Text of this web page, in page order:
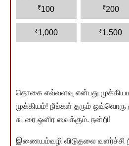
₹100 ₹200
₹1,000 ₹1,500
தொகை எவ்வளவு என்பது
முக்கியம்! நீங்கள் தரும் ஒவ்வொரு
சுடரை ஒளிர வைக்கும். நன்றி!
இணையம்வழி விடுதலை வளர்ச்சி